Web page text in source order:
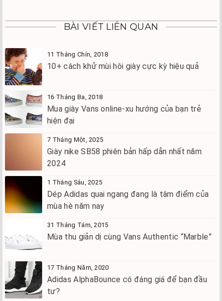
BÀI VIẾT LIÊN QUAN
11 Tháng Chín, 2018
10+ cách khử mùi hôi giày cực kỳ hiệu quả
16 Tháng Ba, 2018
Mua giày Vans online-xu hướng của bạn trẻ
hiện đại
7 Tháng Một, 2025
Giày nike SB58 phiên bản hấp dẫn nhất năm
2024
1 Tháng Sáu, 2025
Dép Adidas quai ngang đang là tâm điểm của
mùa hè năm nay
31 Tháng Tám, 2015
Mùa thu giản dị cùng Vans Authentic “Marble”
17 Tháng Năm, 2020
Adidas AlphaBounce có đáng giá để bạn đầu
tư?